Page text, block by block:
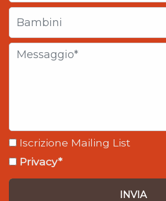
Iscrizione Mailing List
Privacy*
INVIA